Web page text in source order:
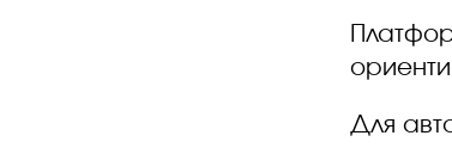
Для